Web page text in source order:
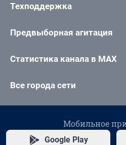
Техподдержка
Предвыборная агитация
Статистика канала в MAX
Все города сети
Мобильное
Google Play